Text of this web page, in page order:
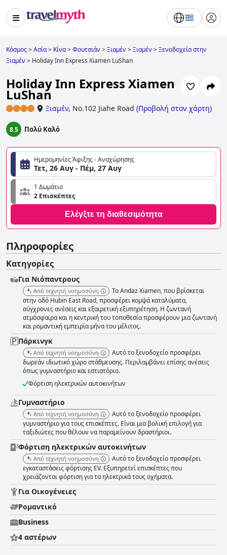
Κόσμος>Ασία> Κίνα>Φουτσιάν >Ξιαμέν >Ξιαμέν >Ξενοδοχεία στην
Ξιαμέν > Holiday Inn Express Xiamen LuShan
Holiday Inn Express Xiamen
LuShan
Ξιαμέν, No.102 Jiahe Road (Προβολή στον χάρτη)
8.5 Πολύ Καλό
Ημερομηνίες Άφιξης - Αναχώρησης
Τετ, 26 Αυγ - Πέμ, 27 Αυγ
1 Δωμάτιο
2 Επισκέπτες
Ελέγξτε τη διαθεσιμότητα
Πληροφορίες
Κατηγορίες
Για Νιόπαντρους
Από τεχνητή νοημοσύνη
Το Andaz Xiamen, που βρίσκεται
στην οδό Hubin East Road, προσφέρει κομψά καταλύματα,
σύγχρονες ανέσεις και εξαιρετική εξυπηρέτηση. Η ζωντανή
ατμόσφαιρα και η κεντρική του τοποθεσία προσφέρουν μια ζωντανή
και ρομαντική εμπειρία μήνα του μέλιτος.
Πάρκινγκ
Από τεχνητή νοημοσύνη
Αυτό το ξενοδοχείο προσφέρει
δωρεάν ιδιωτικό χώρο στάθμευσης. Περιλαμβάνει επίσης ανέσεις
όπως γυμναστήριο και εστιατόριο.
Φόρτιση ηλεκτρικών αυτοκινήτων
Γυμναστήριο
Από τεχνητή νοημοσύνη
Αυτό το ξενοδοχείο προσφέρει
γυμναστήριο για τους επισκέπτες. Είναι μια βολική επιλογή για
ταξιδιώτες που θέλουν να παραμείνουν δραστήριοι.
Φόρτιση ηλεκτρικών αυτοκινήτων
Από τεχνητή νοημοσύνη
Αυτό το ξενοδοχείο προσφέρει
εγκαταστάσεις φόρτισης EV. Εξυπηρετεί επισκέπτες που
χρειάζονται φόρτιση για τα ηλεκτρικά τους οχήματα.
Για Οικογένειες
Ρομαντικό
Business
4 αστέρων